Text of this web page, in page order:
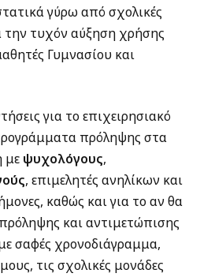
γύρω από σχολικές
την τυχόν αύξηση χρήσης
Γυμνασίου και
για το επιχειρησιακό
πρόληψης στα
με ψυχολόγους,
, επιμελητές ανηλίκων και
καθώς και για το αν θα
και αντιμετώπισης
σαφές χρονοδιάγραμμα,
τις σχολικές μονάδες